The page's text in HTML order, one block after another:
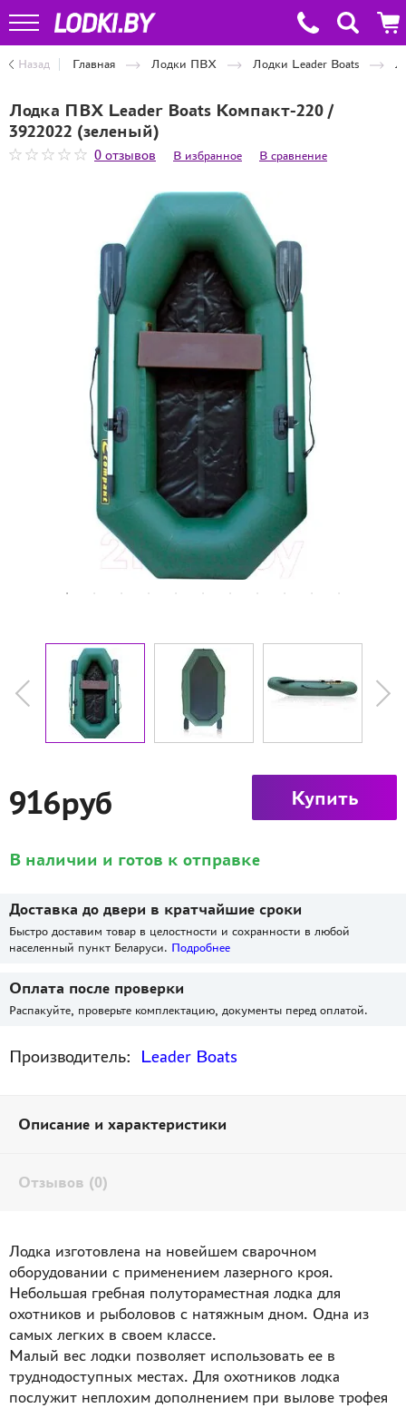
Назад Главная Лодки ПВХ Лодки Leader Boats
Лодка ПВХ Leader Boats Компакт-220 /
3922022 (зеленый)
0 отзывов В избранное В сравнение
916руб Купить
В наличии и готов к отправке
Доставка до двери в кратчайшие сроки
Быстро доставим товар в целостности и сохранности в любой
населенный пункт Беларуси. Подробнее
Оплата после проверки
Распакуйте, проверьте комплектацию, документы перед оплатой.
Производитель: Leader Boats
Описание и характеристики
Отзывов (0)
Лодка изготовлена на новейшем сварочном
оборудовании с применением лазерного кроя.
Небольшая гребная полутораместная лодка для
охотников и рыболовов с натяжным дном. Одна из
самых легких в своем классе.
Малый вес лодки позволяет использовать ее в
труднодоступных местах. Для охотников лодка
послужит неплохим дополнением при вылове трофея